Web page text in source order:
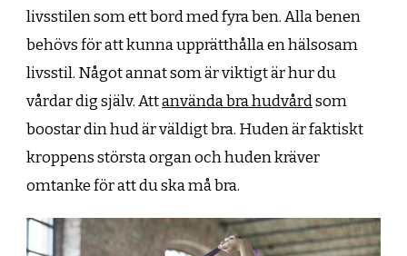
livsstilen som ett bord med fyra ben. Alla benen
behövs för att kunna upprätthålla en hälsosam
livsstil. Något annat som är viktigt är hur du
vårdar dig själv. Attanvända bra hudvårdsom
boostar din hud är väldigt bra. Huden är faktiskt
kroppens största organ och huden kräver
omtanke för att du ska må bra.